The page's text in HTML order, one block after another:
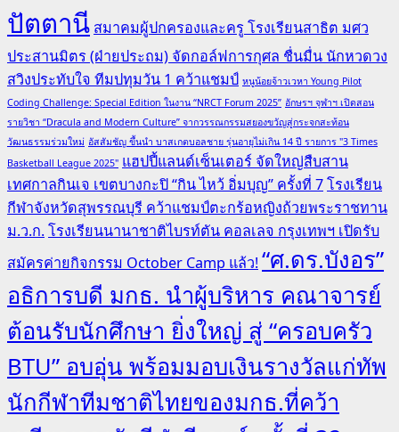
ปัตตานี สมาคมผู้ปกครองและครู โรงเรียนสาธิต มศว
ประสานมิตร (ฝ่ายประถม) จัดกอล์ฟการกุศล ชื่นมื่น นักหวดวง
สวิงประทับใจ ทีมปทุมวัน 1 คว้าแชมป์ หนูน้อยจ้าวเวหา Young Pilot
Coding Challenge: Special Edition ในงาน “NRCT Forum 2025” อักษรฯ จุฬาฯ เปิดสอน
รายวิชา “Dracula and Modern Culture” จากวรรณกรรมสยองขวัญสู่กระจกสะท้อน
วัฒนธรรมร่วมใหม่ อัสสัมชัญ ขึ้นนำ บาสเกตบอลชาย รุ่นอายุไม่เกิน 14 ปี รายการ "3 Times
Basketball League 2025" แฮปปี้แลนด์เซ็นเตอร์ จัดใหญ่สืบสาน
เทศกาลกินเจ เขตบางกะปิ “กิน ไหว้ อิ่มบุญ” ครั้งที่ 7โรงเรียน
กีฬาจังหวัดสุพรรณบุรี คว้าแชมป์ตะกร้อหญิงถ้วยพระราชทาน
ม.ว.ก.โรงเรียนนานาชาติไบรท์ตัน คอลเลจ กรุงเทพฯ เปิดรับ
สมัครค่ายกิจกรรม October Camp แล้ว!“ศ.ดร.บังอร”
อธิการบดี มกธ. นำผู้บริหาร คณาจารย์
ต้อนรับนักศึกษา ยิ่งใหญ่ สู่ “ครอบครัว
BTU” อบอุ่น พร้อมมอบเงินรางวัลแก่ทัพ
นักกีฬาทีมชาติไทยของมกธ.ที่คว้า